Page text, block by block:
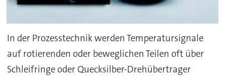
In der Prozesstechnik werden Temperatursignale
auf rotierenden oder beweglichen Teilen oft über
Schleifringe oder Quecksilber-Drehübertrager